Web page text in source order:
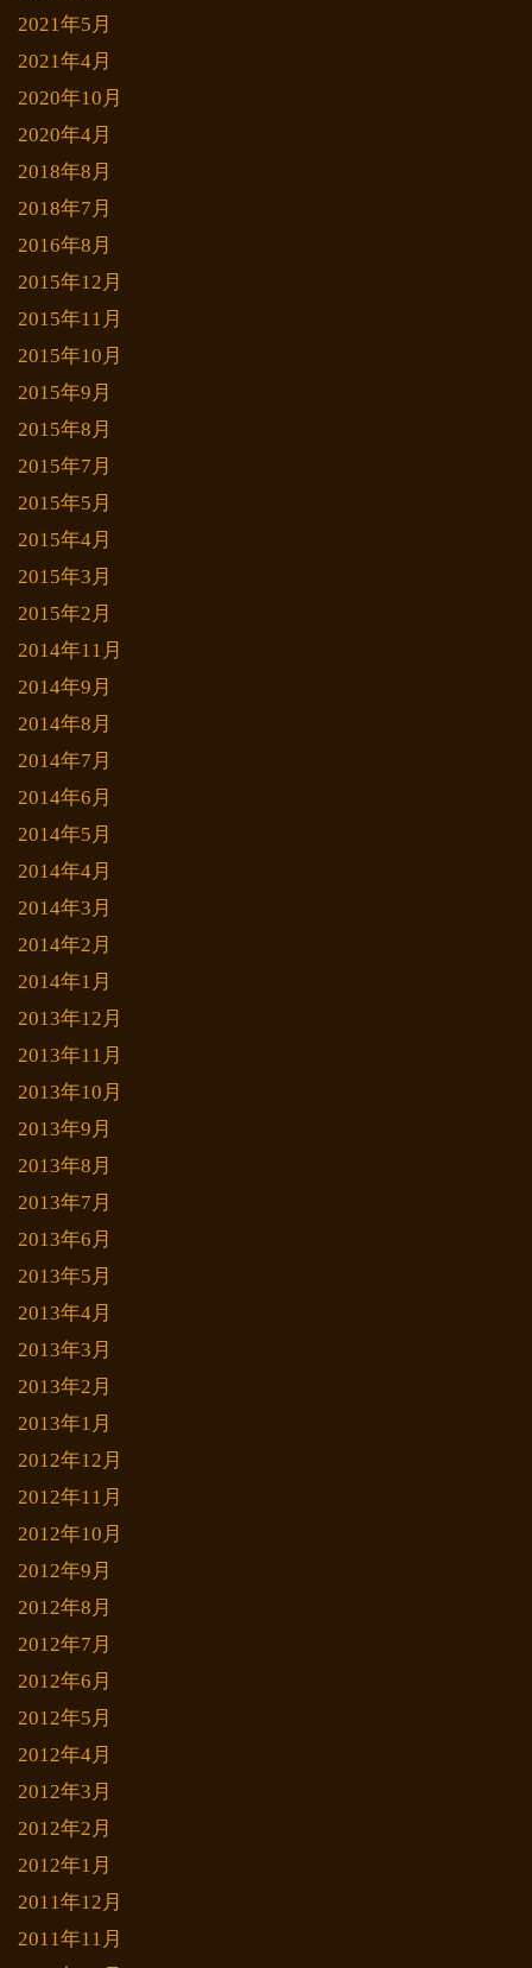
2021年5月
2021年4月
2020年10月
2020年4月
2018年8月
2018年7月
2016年8月
2015年12月
2015年11月
2015年10月
2015年9月
2015年8月
2015年7月
2015年5月
2015年4月
2015年3月
2015年2月
2014年11月
2014年9月
2014年8月
2014年7月
2014年6月
2014年5月
2014年4月
2014年3月
2014年2月
2014年1月
2013年12月
2013年11月
2013年10月
2013年9月
2013年8月
2013年7月
2013年6月
2013年5月
2013年4月
2013年3月
2013年2月
2013年1月
2012年12月
2012年11月
2012年10月
2012年9月
2012年8月
2012年7月
2012年6月
2012年5月
2012年4月
2012年3月
2012年2月
2012年1月
2011年12月
2011年11月